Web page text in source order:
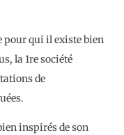
pour qui il existe bien
la 1re société
de
inspirés de son